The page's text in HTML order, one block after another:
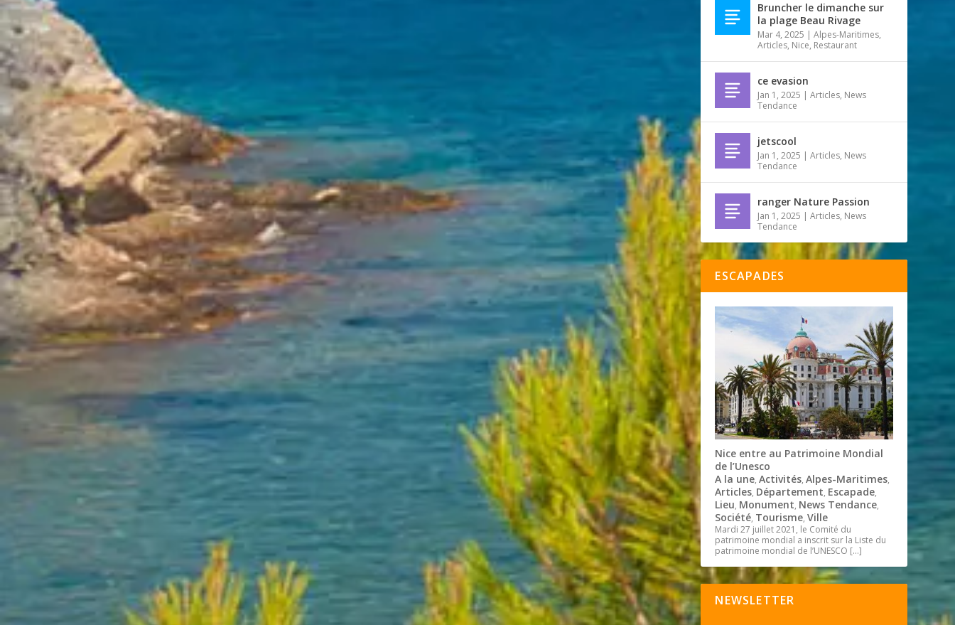
Bruncher le dimanche sur
la plage Beau Rivage
Mar 4, 2025 |Alpes-Maritimes,
Articles, Nice, Restaurant
ce evasion
Jan 1, 2025 |Articles, News
Tendance
jetscool
Jan 1, 2025 |Articles, News
Tendance
ranger Nature Passion
Jan 1, 2025 |Articles, News
Tendance
ESCAPADES
Nice entre au Patrimoine Mondial
de l’Unesco
A la une,Activités,Alpes-Maritimes,
Articles, Département, Escapade,
Lieu, Monument, News Tendance,
Société, Tourisme,Ville
Mardi 27 juillet 2021, le Comité du
patrimoine mondial a inscrit sur la Liste du
patrimoine mondial de l’UNESCO […]
NEWSLETTER